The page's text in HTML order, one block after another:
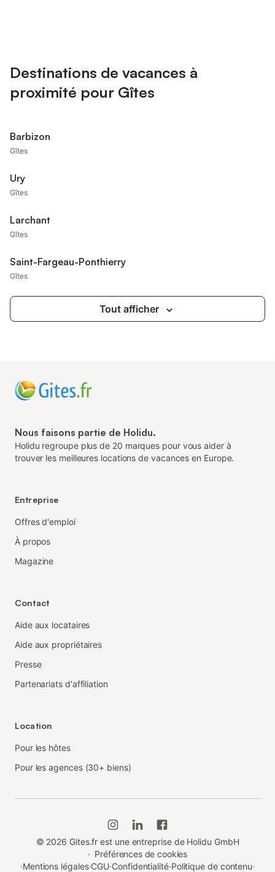
Destinations de vacances à
proximité pour Gîtes
Barbizon
Gîtes
Ury
Gîtes
Larchant
Gîtes
Saint-Fargeau-Ponthierry
Gîtes
Tout afficher
Nous faisons partie de Holidu.
Holidu regroupe plus de 20 marques pour vous aider à
trouver les meilleures locations de vacances en Europe.
Entreprise
Offres d'emploi
À propos
Magazine
Contact
Aide aux locataires
Aide aux propriétaires
Presse
Partenariats d'affiliation
Location
Pour les hôtes
Pour les agences (30+ biens)
© 2026 Gites.fr est une entreprise de Holidu GmbH
· Préférences de cookies
·Mentions légales·CGU·Confidentialité·Politique de contenu·